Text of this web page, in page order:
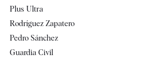
Televisión
Plus Ultra
Rodríguez Zapatero
Pedro Sánchez
Guardia Civil